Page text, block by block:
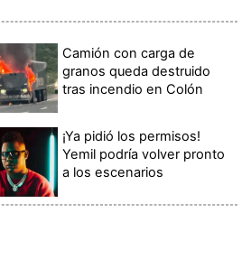
Camión con carga de
granos queda destruido
tras incendio en Colón
¡Ya pidió los permisos!
Yemil podría volver pronto
a los escenarios